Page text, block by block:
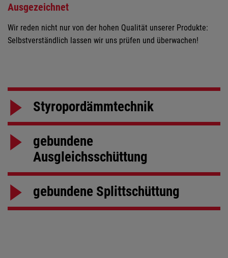
Ausgezeichnet
Wir reden nicht nur von der hohen Qualität unserer Produkte:
Selbstverständlich lassen wir uns prüfen und überwachen!
Styropordämmtechnik
gebundene
Ausgleichsschüttung
gebundene Splittschüttung